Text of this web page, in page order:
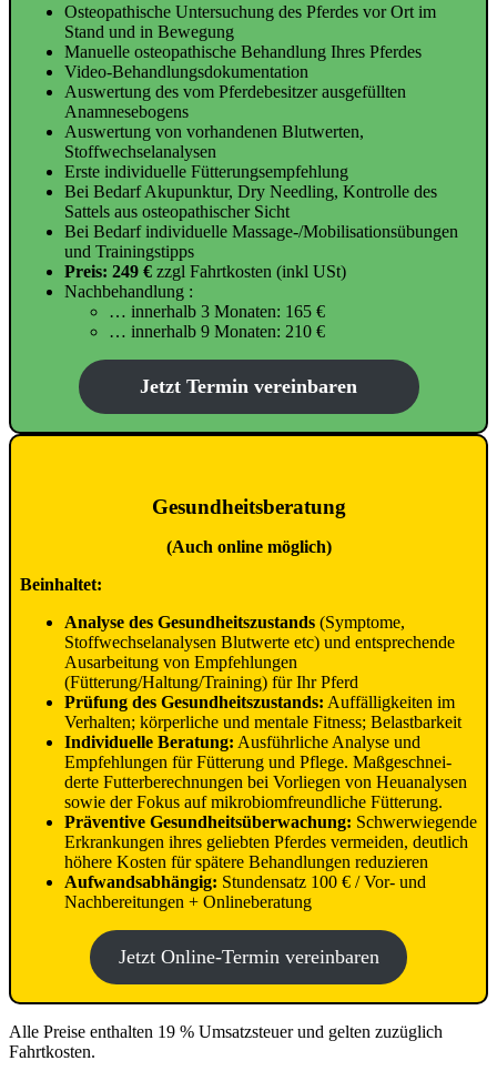
Osteopathische Untersuchung des Pferdes vor Ort im
Stand und in Bewegung
Manuelle osteopathische Behandlung Ihres Pferdes
Video-Behandlungsdokumentation
Auswertung des vom Pferdebesitzer ausgefüllten
Anamnesebogens
Auswertung von vorhandenen Blutwerten,
Stoffwechselanalysen
Erste individuelle Fütterungsempfehlung
Bei Bedarf Akupunktur, Dry Needling, Kontrolle des
Sattels aus osteopathischer Sicht
Bei Bedarf individuelle Massage-/Mobilisationsübungen
und Trainingstipps
Preis: 249 € zzgl Fahrtkosten (inkl USt)
Nachbehandlung :
… innerhalb 3 Monaten: 165 €
… innerhalb 9 Monaten: 210 €
Jetzt Termin vereinbaren
Gesundheitsberatung
(Auch online möglich)
Beinhaltet:
Analyse des Gesundheitszustands (Symptome,
Stoffwechselanalysen Blutwerte etc) und entsprechende
Ausarbeitung von Empfehlungen
(Fütterung/Haltung/Training) für Ihr Pferd
Prüfung des Gesundheitszustands: Auffälligkeiten im
Verhalten; körperliche und mentale Fitness; Belastbarkeit
Individuelle Beratung: Ausführliche Analyse und
Empfeh­lungen für Fütterung und Pflege. Maß­ge­schnei­
derte Futter­berech­nungen bei Vorliegen von Heu­analysen
sowie der Fokus auf mikrobiomfreundliche Fütterung.
Präventive Gesund­heits­über­wachung: Schwerwiegende
Erkrankungen ihres geliebten Pferdes vermeiden, deutlich
höhere Kosten für spätere Behandlungen reduzieren
Aufwandsabhängig: Stundensatz 100 € / Vor- und
Nachbereitungen + Onlineberatung
Jetzt Online-Termin vereinbaren
Alle Preise enthalten 19 % Umsatzsteuer und gelten zuzüglich
Fahrtkosten.